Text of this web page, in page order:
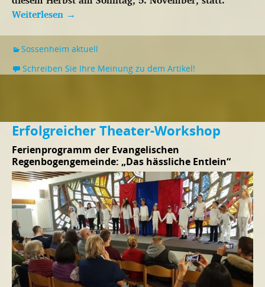
Weiterlesen →
Sossenheim aktuell
Schreiben Sie Ihre Meinung zu dem Artikel!
Erfolgreicher Theater-Workshop
Ferienprogramm der Evangelischen
Regenbogengemeinde: „Das hässliche Entlein“